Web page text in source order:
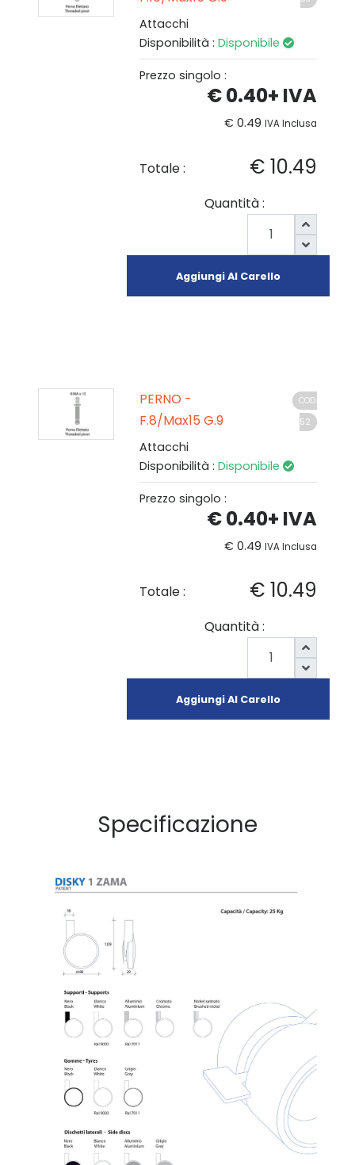
Attacchi
Disponibilità : Disponibile
Prezzo singolo :
€ 0.40+ IVA
€ 0.49 IVA Inclusa
Totale : € 10.49
Quantità :
Aggiungi Al Carello
PERNO -
F.8/Max15 G.9
COD.
52
Attacchi
Disponibilità : Disponibile
Prezzo singolo :
€ 0.40+ IVA
€ 0.49 IVA Inclusa
Totale : € 10.49
Quantità :
Aggiungi Al Carello
Specificazione